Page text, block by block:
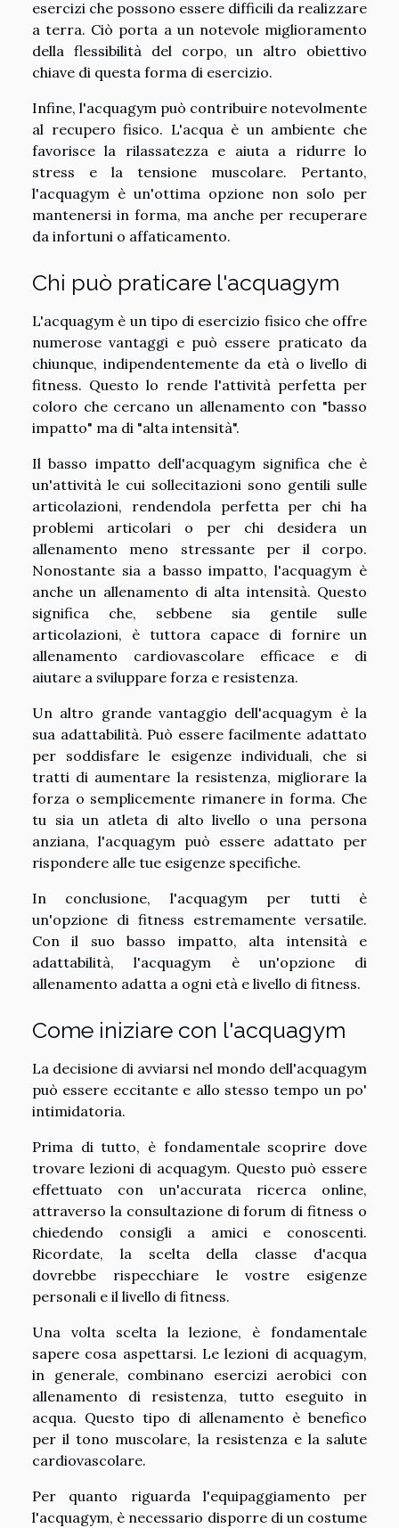
esercizi che possono essere difficili da realizzare
a terra. Ciò porta a un notevole miglioramento
della flessibilità del corpo, un altro obiettivo
chiave di questa forma di esercizio.
Infine, l'acquagym può contribuire notevolmente
al recupero fisico. L'acqua è un ambiente che
favorisce la rilassatezza e aiuta a ridurre lo
stress e la tensione muscolare. Pertanto,
l'acquagym è un'ottima opzione non solo per
mantenersi in forma, ma anche per recuperare
da infortuni o affaticamento.
Chi può praticare l'acquagym
L'acquagym è un tipo di esercizio fisico che offre
numerose vantaggi e può essere praticato da
chiunque, indipendentemente da età o livello di
fitness. Questo lo rende l'attività perfetta per
coloro che cercano un allenamento con "basso
impatto" ma di "alta intensità".
Il basso impatto dell'acquagym significa che è
un'attività le cui sollecitazioni sono gentili sulle
articolazioni, rendendola perfetta per chi ha
problemi articolari o per chi desidera un
allenamento meno stressante per il corpo.
Nonostante sia a basso impatto, l'acquagym è
anche un allenamento di alta intensità. Questo
significa che, sebbene sia gentile sulle
articolazioni, è tuttora capace di fornire un
allenamento cardiovascolare efficace e di
aiutare a sviluppare forza e resistenza.
Un altro grande vantaggio dell'acquagym è la
sua adattabilità. Può essere facilmente adattato
per soddisfare le esigenze individuali, che si
tratti di aumentare la resistenza, migliorare la
forza o semplicemente rimanere in forma. Che
tu sia un atleta di alto livello o una persona
anziana, l'acquagym può essere adattato per
rispondere alle tue esigenze specifiche.
In conclusione, l'acquagym per tutti è
un'opzione di fitness estremamente versatile.
Con il suo basso impatto, alta intensità e
adattabilità, l'acquagym è un'opzione di
allenamento adatta a ogni età e livello di fitness.
Come iniziare con l'acquagym
La decisione di avviarsi nel mondo dell'acquagym
può essere eccitante e allo stesso tempo un po'
intimidatoria.
Prima di tutto, è fondamentale scoprire dove
trovare lezioni di acquagym. Questo può essere
effettuato con un'accurata ricerca online,
attraverso la consultazione di forum di fitness o
chiedendo consigli a amici e conoscenti.
Ricordate, la scelta della classe d'acqua
dovrebbe rispecchiare le vostre esigenze
personali e il livello di fitness.
Una volta scelta la lezione, è fondamentale
sapere cosa aspettarsi. Le lezioni di acquagym,
in generale, combinano esercizi aerobici con
allenamento di resistenza, tutto eseguito in
acqua. Questo tipo di allenamento è benefico
per il tono muscolare, la resistenza e la salute
cardiovascolare.
Per quanto riguarda l'equipaggiamento per
l'acquagym, è necessario disporre di un costume